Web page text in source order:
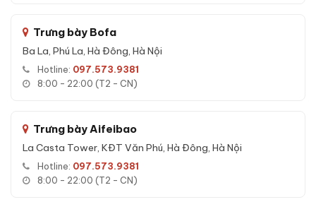
Bảo hành: 24 tháng chính hãng
Pin:
4 viên AA
Xuất xứ:Việt Nam
App Wifi chính hãng
Tính năng nổi bật của Két sắt Liberty LB50 S9 Pro App
Wifi chính hãng:
Trưng bày Bofa
Ba La, Phú La, Hà Đông, Hà Nội
Hotline: 097.573.9381
8:00 - 22:00 (T2 - CN)
Trưng bày Aifeibao
La Casta Tower, KĐT Văn Phú, Hà Đông, Hà Nội
Hotline: 097.573.9381
8:00 - 22:00 (T2 - CN)